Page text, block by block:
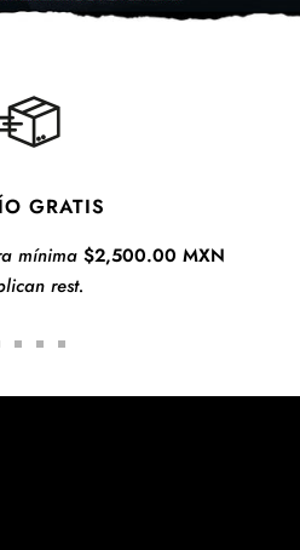
GRATIS
mínima $2,500.00 MXN
rest.